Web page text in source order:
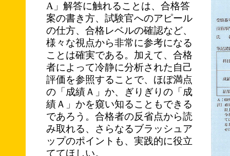
A」解答に触れることは、合格答
案の書き方、試験官へのアピール
の仕方、合格レベルの確認など、
様々な視点から非常に参考になる
ことは確実である。加えて、合格
者によって冷静に分析された自己
評価を参照することで、ほぼ満点
の「成績Ａ」か、ぎりぎりの「成
績Ａ」かを窺い知ることもできる
であろう。合格者の反省点から読
み取れる、さらなるブラッシュア
ップのポイントも、実践的に役立
ててほしい。